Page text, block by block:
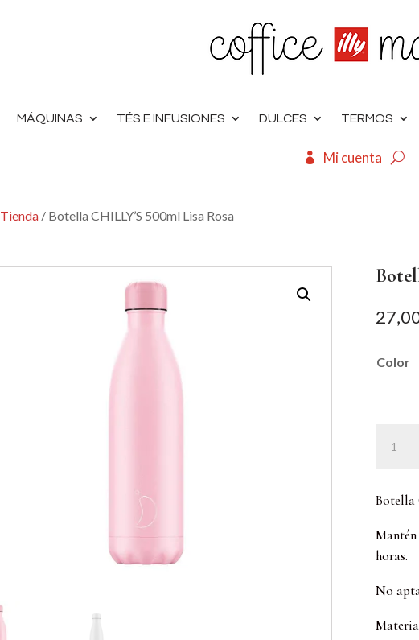
MÁQUINAS TÉS E INFUSIONES DULCES TERMOS
Mi cuenta
Tienda / Botella CHILLY’S 500ml Lisa Rosa
Color
CHILLY'S
Rosa
Botella
horas.
No